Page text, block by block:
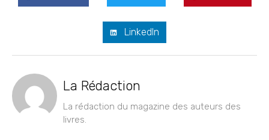
LinkedIn
La Rédaction
La rédaction du magazine des auteurs des
livres.